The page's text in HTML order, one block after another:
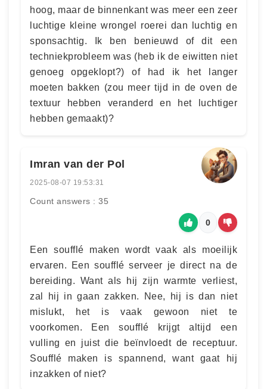
hoog, maar de binnenkant was meer een zeer
luchtige kleine wrongel roerei dan luchtig en
sponsachtig. Ik ben benieuwd of dit een
techniekprobleem was (heb ik de eiwitten niet
genoeg opgeklopt?) of had ik het langer
moeten bakken (zou meer tijd in de oven de
textuur hebben veranderd en het luchtiger
hebben gemaakt)?
Imran van der Pol
2025-08-07 19:53:31
Count answers : 35
0
Een soufflé maken wordt vaak als moeilijk
ervaren. Een soufflé serveer je direct na de
bereiding. Want als hij zijn warmte verliest,
zal hij in gaan zakken. Nee, hij is dan niet
mislukt, het is vaak gewoon niet te
voorkomen. Een soufflé krijgt altijd een
vulling en juist die beïnvloedt de receptuur.
Soufflé maken is spannend, want gaat hij
inzakken of niet?